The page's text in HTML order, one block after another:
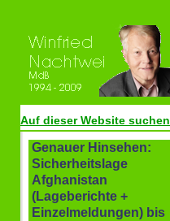
Auf dieser Website suchen
Genauer Hinsehen:
Sicherheitslage
Afghanistan
(Lageberichte +
Einzelmeldungen) bis